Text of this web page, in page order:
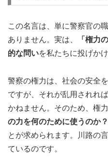
この名言は、単に警察官の
ありません。実は、
「権力
的な問いを私たちに投げか
警察の権力は、社会の安全
ですが、それが乱用されれ
かねません。そのため、権
の力を何のために使うのか？
とが求められます。川路の
ているのです。